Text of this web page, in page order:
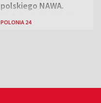
polskiego NAWA.
POLONIA 24